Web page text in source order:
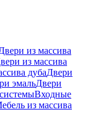
из массива
из массива
дубаДвери
эмальДвери
Входные
из массива